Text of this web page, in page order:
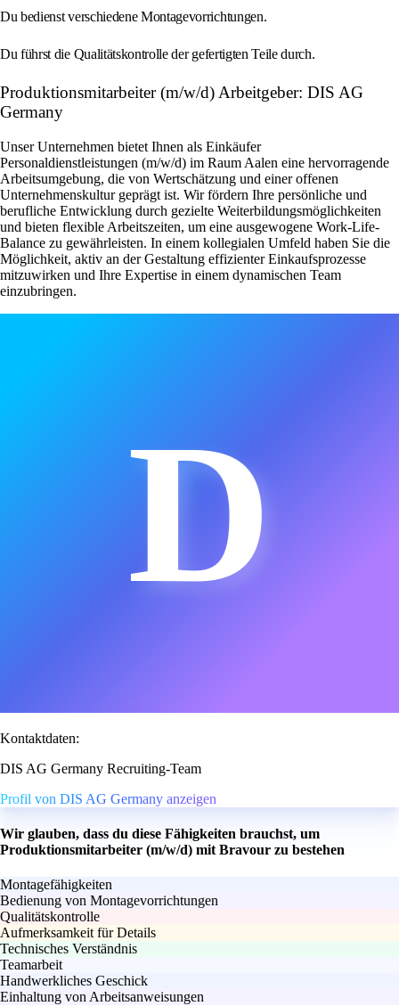
Du bedienst verschiedene Montagevorrichtungen.
Du führst die Qualitätskontrolle der gefertigten Teile durch.
Produktionsmitarbeiter (m/w/d) Arbeitgeber: DIS AG
Germany
Unser Unternehmen bietet Ihnen als Einkäufer
Personaldienstleistungen (m/w/d) im Raum Aalen eine hervorragende
Arbeitsumgebung, die von Wertschätzung und einer offenen
Unternehmenskultur geprägt ist. Wir fördern Ihre persönliche und
berufliche Entwicklung durch gezielte Weiterbildungsmöglichkeiten
und bieten flexible Arbeitszeiten, um eine ausgewogene Work-Life-
Balance zu gewährleisten. In einem kollegialen Umfeld haben Sie die
Möglichkeit, aktiv an der Gestaltung effizienter Einkaufsprozesse
mitzuwirken und Ihre Expertise in einem dynamischen Team
einzubringen.
D
Kontaktdaten:
DIS AG Germany Recruiting-Team
Profil von DIS AG Germany anzeigen
Wir glauben, dass du diese Fähigkeiten brauchst, um
Produktionsmitarbeiter (m/w/d) mit Bravour zu bestehen
Montagefähigkeiten
Bedienung von Montagevorrichtungen
Qualitätskontrolle
Aufmerksamkeit für Details
Technisches Verständnis
Teamarbeit
Handwerkliches Geschick
Einhaltung von Arbeitsanweisungen